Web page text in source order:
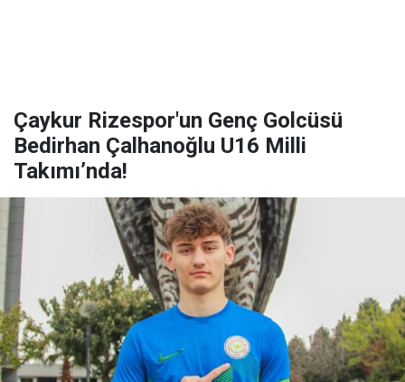
Çaykur Rizespor'un Genç Golcüsü
Bedirhan Çalhanoğlu U16 Milli
Takımı’nda!